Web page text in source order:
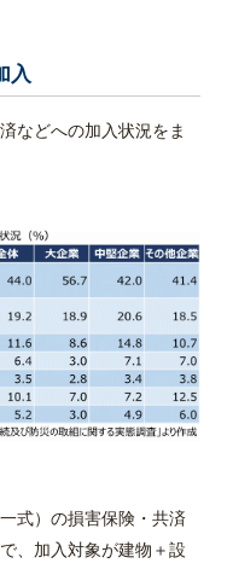
入
などへの加入状況をま
式）の損害保険・共済
、加入対象が建物＋設